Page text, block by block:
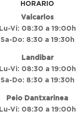
HORARIO
Valcarlos
Lu-Vi: 08:30 a 19:00h
Sa-Do: 8:30 a 19:30h
Landibar
Lu-Vi: 08:30 a 19:00h
Sa-Do: 8:30 a 19:30h
Peio Dantxarinea
Lu-Vi: 08:30 a 19:00h